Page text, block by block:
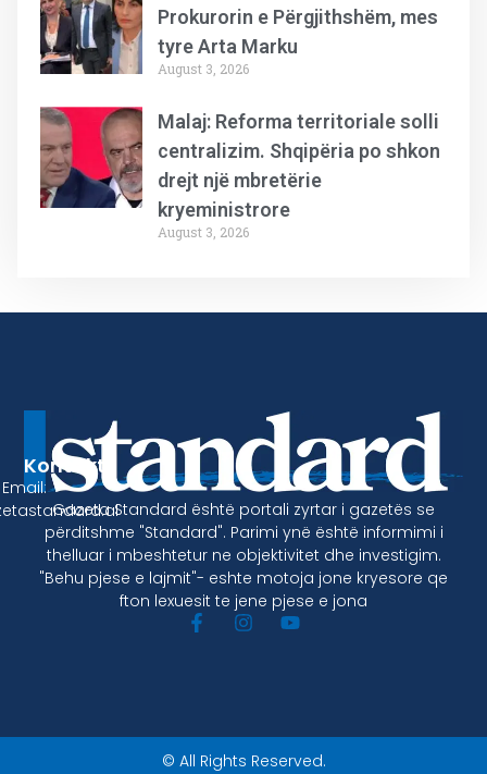
Prokurorin e Përgjithshëm, mes
tyre Arta Marku
August 3, 2026
Malaj: Reforma territoriale solli
centralizim. Shqipëria po shkon
drejt një mbretërie
kryeministrore
August 3, 2026
Gazeta Standard është portali zyrtar i gazetës se
përditshme "Standard". Parimi ynë është informimi i
thelluar i mbeshtetur ne objektivitet dhe investigim.
"Behu pjese e lajmit"- eshte motoja jone kryesore qe
fton lexuesit te jene pjese e jona
Kontakt
Email:
© All Rights Reserved.